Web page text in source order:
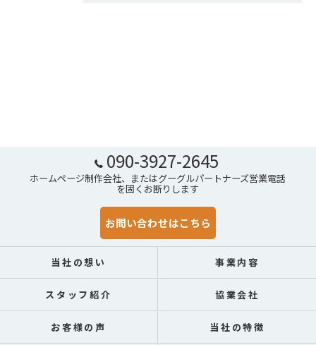
090-3927-2645
ホームページ制作会社、またはグーグルパートナーズ営業電話
を固くお断りします
お問い合わせはこちら
当社の想い 事業内容
スタッフ紹介 協業会社
お客様の声 当社の特徴